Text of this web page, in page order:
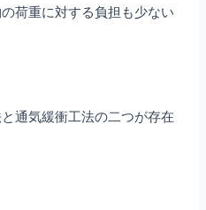
荷重に対する負担も少ない
通気緩衝工法の二つが存在